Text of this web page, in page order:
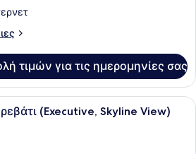
τιμών για τις ημερομηνίες σας
Club Δωμάτιο, 1 King Κρεβάτι
(Executive, Skyline View)